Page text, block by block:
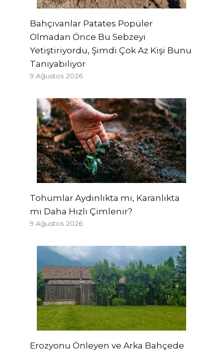
Bahçıvanlar Patates Popüler
Olmadan Önce Bu Sebzeyi
Yetiştiriyordu, Şimdi Çok Az Kişi Bunu
Tanıyabiliyor
9 Ağustos 2026
Tohumlar Aydınlıkta mı, Karanlıkta
mı Daha Hızlı Çimlenir?
9 Ağustos 2026
Erozyonu Önleyen ve Arka Bahçede